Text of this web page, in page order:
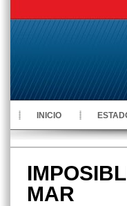
INICIO
MAR